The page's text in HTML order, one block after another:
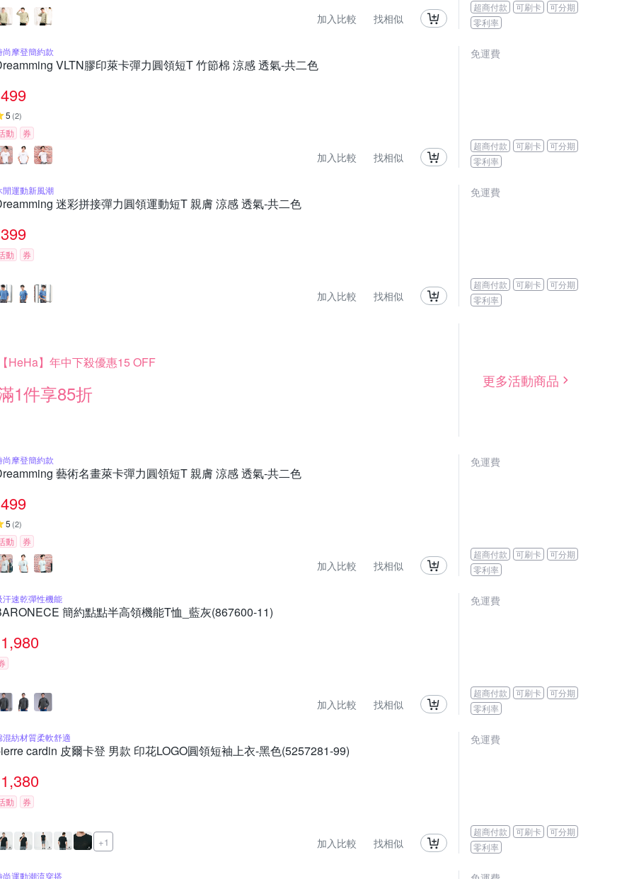
加入比較 找相似
超商付款 可刷卡
可分期
零利率
尚摩登簡約款
VLTN膠印萊卡彈力圓領短T 竹節棉 涼感 透氣-共二色
499
5 (2)
動 券
加入比較 找相似
免運費
超商付款 可刷卡
可分期
零利率
閒運動新風潮
迷彩拼接彈力圓領運動短T 親膚 涼感 透氣-共二色
399
動 券
加入比較 找相似
免運費
超商付款 可刷卡
可分期
零利率
HeHa】年中下殺優惠15 OFF
1件享85折
更多活動商品
尚摩登簡約款
藝術名畫萊卡彈力圓領短T 親膚 涼感 透氣-共二色
499
5 (2)
動 券
加入比較 找相似
免運費
超商付款 可刷卡
可分期
零利率
汗速乾彈性機能
簡約點點半高領機能T恤_藍灰(867600-11)
1,980
加入比較 找相似
免運費
超商付款 可刷卡
可分期
零利率
混紡材質柔軟舒適
cardin 皮爾卡登 男款 印花LOGO圓領短袖上衣-黑色(5257281-99)
1,380
動 券
+1 加入比較 找相似
免運費
超商付款 可刷卡
可分期
零利率
尚運動潮流穿搭